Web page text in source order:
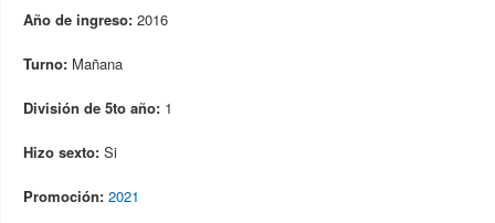
Año de ingreso: 2016
Turno: Mañana
División de 5to año: 1
Hizo sexto: Si
Promoción: 2021